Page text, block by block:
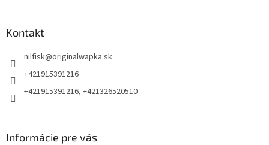
Kontakt
nilfisk@originalwapka.sk
+421915391216
+421915391216, +421326520510
Informácie pre vás